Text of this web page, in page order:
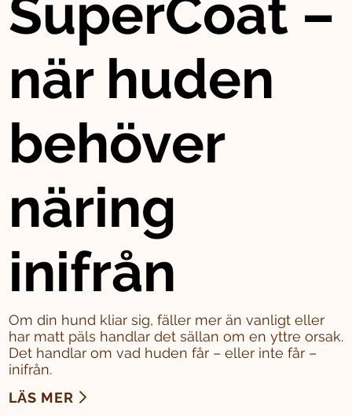
SuperCoat –
när huden
behöver
näring
inifrån
Om din hund kliar sig, fäller mer än vanligt eller
har matt päls handlar det sällan om en yttre orsak.
Det handlar om vad huden får – eller inte får –
inifrån.
LÄS MER